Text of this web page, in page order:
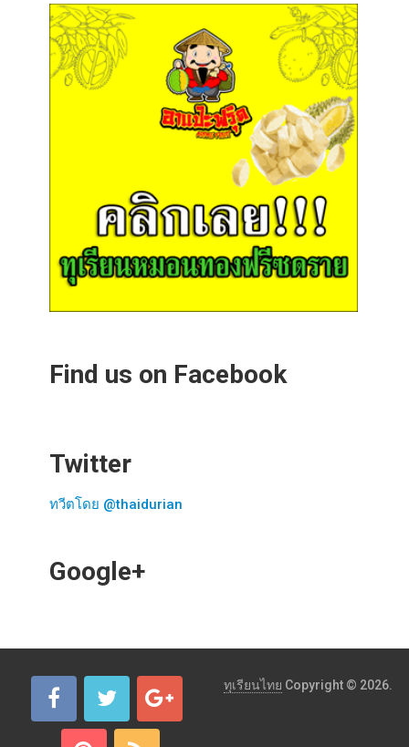
Find us on Facebook
Twitter
ทวีตโดย @thaidurian
Google+
ทุเรียนไทย Copyright © 2026.